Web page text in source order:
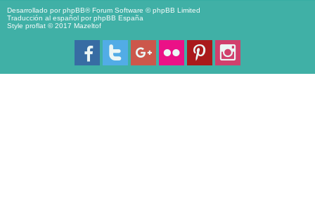
Desarrollado porphpBB® Forum Software © phpBB Limited
Traducción al español porphpBB España
Style proflat © 2017 Mazeltof